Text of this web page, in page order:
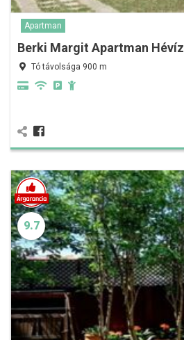
Apartman
Berki Margit Apartman Hévíz
Tó távolsága 900 m
9.7